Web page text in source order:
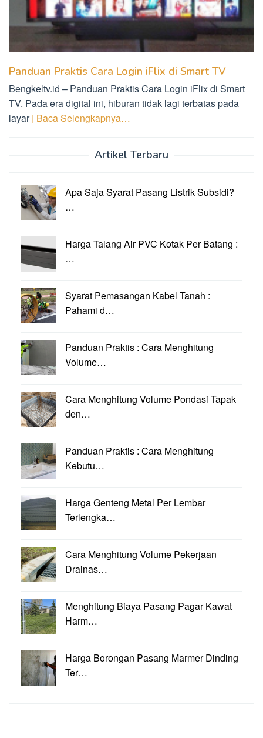
Panduan Praktis Cara Login iFlix di Smart TV
Bengkeltv.id – Panduan Praktis Cara Login iFlix di Smart
TV. Pada era digital ini, hiburan tidak lagi terbatas pada
layar| Baca Selengkapnya…
Artikel Terbaru
Apa Saja Syarat Pasang Listrik Subsidi?
…
Harga Talang Air PVC Kotak Per Batang :
…
Syarat Pemasangan Kabel Tanah :
Pahami d…
Panduan Praktis : Cara Menghitung
Volume…
Cara Menghitung Volume Pondasi Tapak
den…
Panduan Praktis : Cara Menghitung
Kebutu…
Harga Genteng Metal Per Lembar
Terlengka…
Cara Menghitung Volume Pekerjaan
Drainas…
Menghitung Biaya Pasang Pagar Kawat
Harm…
Harga Borongan Pasang Marmer Dinding
Ter…